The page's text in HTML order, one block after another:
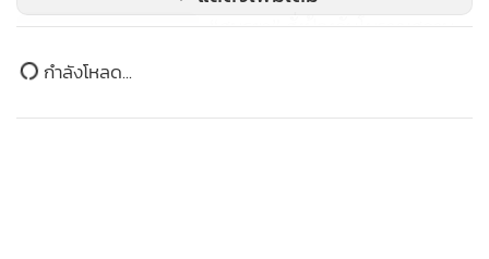
อุโบสถด้วย
แม้จะมีการบูรณปฏิสังขรณ์ต่อเนื่องกันมา แต่กาลเวลาที่ล่วงเลย
“สนธยา” สั่งป้องกันโบราณสถาน